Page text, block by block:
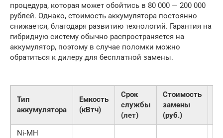
процедура, которая может обойтись в 80 000 — 200 000
рублей. Однако, стоимость аккумулятора постоянно
снижается, благодаря развитию технологий. Гарантия на
гибридную систему обычно распространяется на
аккумулятор, поэтому в случае поломки можно
обратиться к дилеру для бесплатной замены.
Тип
аккумулятора
Емкость
(кВтч)
Срок
службы
(лет)
Стоимость
замены
(руб.)
Ni-MH